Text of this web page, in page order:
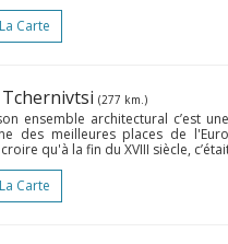
Carte
Tchernivtsi (277 km.)
ensemble architectural c’est
des meilleures places de
qu'à la fin du XVIII siècle,
Carte